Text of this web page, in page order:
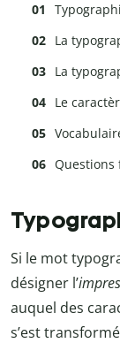
La
La
Le
Questions
Si le mot
désigner l’
auquel des
s’est